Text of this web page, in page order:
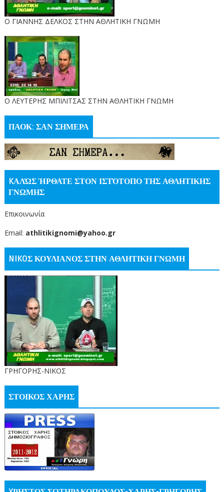
Ο ΓΙΑΝΝΗΣ ΔΕΛΚΟΣ ΣΤΗΝ ΑΘΛΗΤΙΚΗ ΓΝΩΜΗ
O ΛΕΥΤΕΡΗΣ ΜΠΙΛΙΤΣΑΣ ΣΤΗΝ ΑΘΛΗΤΙΚΗ ΓΝΩΜΗ
ΠΑΟΚ: ΣΑΝ ΣΗΜΕΡΑ
KΑΛΏΣ ΉΡΘΑΤΕ ΣΤΟΝ ΙΣΤΌΤΟΠΟ ΤΗΣ ΑΘΛΗΤΙΚΗΣ
ΓΝΩΜΗΣ
Επικοινωνία
Email: athlitikignomi@yahoo.gr
NIKOΣ ΚΟΥΛΙΑΝΟΣ ΣΤΗΝ ΑΘΛΗΤΙΚΗ ΓΝΩΜΗ
ΓΡΗΓΟΡΗΣ-ΝΙΚΟΣ
ΣΤΟΙΚΟΣ ΧΑΡΗΣ